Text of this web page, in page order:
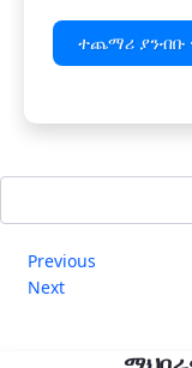
ተጨማሪ ያንብቡ
Previous
Next